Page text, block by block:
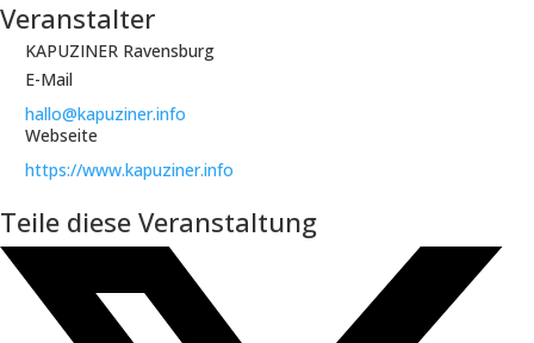
Veranstalter
KAPUZINER Ravensburg
E-Mail
hallo@kapuziner.info
Webseite
https://www.kapuziner.info
Teile diese Veranstaltung